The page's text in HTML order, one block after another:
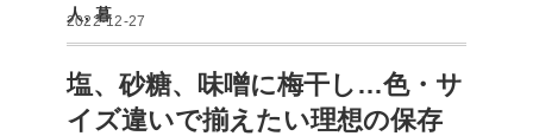
人,暮
2022-12-27
塩、砂糖、味噌に梅干し…色・サ
イズ違いで揃えたい理想の保存